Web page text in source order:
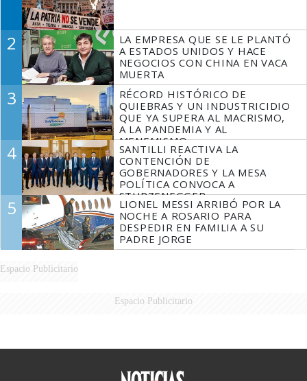
2
LA EMPRESA QUE SE LE PLANTÓ
A ESTADOS UNIDOS Y HACE
NEGOCIOS CON CHINA EN VACA
MUERTA
3
RÉCORD HISTÓRICO DE
QUIEBRAS Y UN INDUSTRICIDIO
QUE YA SUPERA AL MACRISMO,
A LA PANDEMIA Y AL
MENEMISMO
4
SANTILLI REACTIVA LA
CONTENCIÓN DE
GOBERNADORES Y LA MESA
POLÍTICA CONVOCA A
STURZENEGGER
5
LIONEL MESSI ARRIBÓ POR LA
NOCHE A ROSARIO PARA
DESPEDIR EN FAMILIA A SU
PADRE JORGE
Espacio Publicitario
Espacio Publicitario